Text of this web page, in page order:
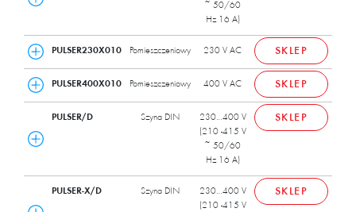
~ 50/60
Hz 16 A)
PULSER230X010 Pomieszczeniowy 230 V AC SKLEP
PULSER400X010 Pomieszczeniowy 400 V AC SKLEP
PULSER/D Szyna DIN
230…400 V
(210 -415 V
~ 50/60
Hz 16 A)
SKLEP
PULSER-X/D Szyna DIN
230…400 V
(210 -415 V
SKLEP